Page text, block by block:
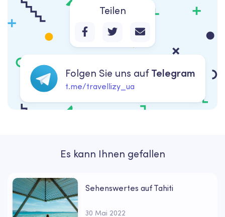
Teilen
Folgen Sie uns aufTelegram
t.me/travellizy_ua
Es kann Ihnen gefallen
Sehenswertes auf Tahiti
30 Mai 2022